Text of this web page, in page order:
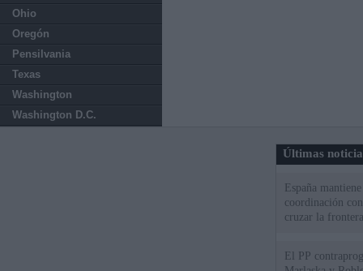
Ohio
Oregón
Pensilvania
Texas
Washington
Washington D.C.
Últimas
España
coordinación
cruzar la
El PP